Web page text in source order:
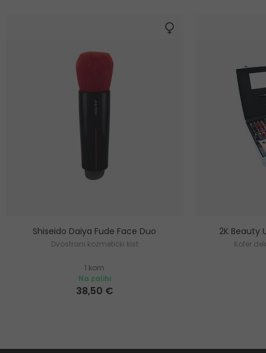
Shiseido Daiya Fude Face Duo
Dvostrani kozmetički kist
1 kom
Na zalihi
38,50 €
2K Beauty
Kofer